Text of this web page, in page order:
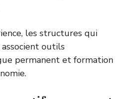
les structures qui
associent outils
permanent et formation